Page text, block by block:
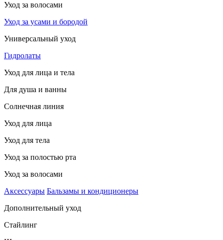
Уход за волосами
Уход за усами и бородой
Универсальный уход
Гидролаты
Уход для лица и тела
Для душа и ванны
Солнечная линия
Уход для лица
Уход для тела
Уход за полостью рта
Уход за волосами
Аксессуары Бальзамы и кондиционеры
Дополнительный уход
Стайлинг